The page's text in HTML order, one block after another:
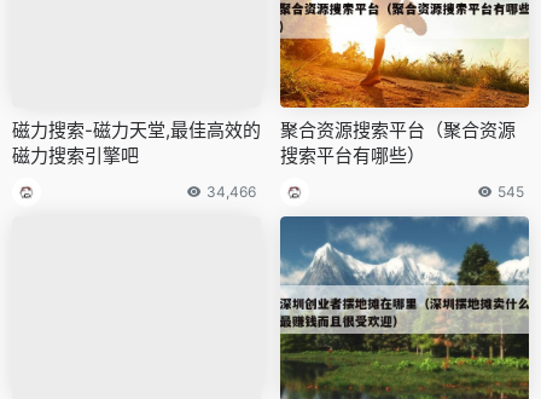
磁力搜索-磁力天堂,最佳高效的
磁力搜索引擎吧
34,466
聚合资源搜索平台（聚合资源
搜索平台有哪些）
545